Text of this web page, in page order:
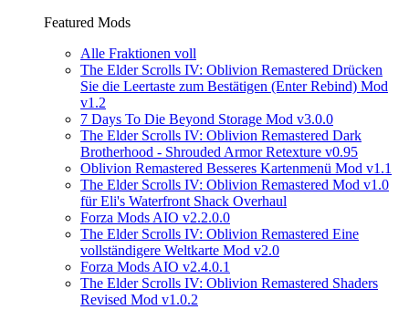
Featured Mods
Alle Fraktionen voll
The Elder Scrolls IV: Oblivion Remastered Drücken
Sie die Leertaste zum Bestätigen (Enter Rebind) Mod
v1.2
7 Days To Die Beyond Storage Mod v3.0.0
The Elder Scrolls IV: Oblivion Remastered Dark
Brotherhood - Shrouded Armor Retexture v0.95
Oblivion Remastered Besseres Kartenmenü Mod v1.1
The Elder Scrolls IV: Oblivion Remastered Mod v1.0
für Eli's Waterfront Shack Overhaul
Forza Mods AIO v2.2.0.0
The Elder Scrolls IV: Oblivion Remastered Eine
vollständigere Weltkarte Mod v2.0
Forza Mods AIO v2.4.0.1
The Elder Scrolls IV: Oblivion Remastered Shaders
Revised Mod v1.0.2